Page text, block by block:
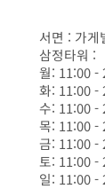
서면 : 가게
삼정타워 :
월: 11:00 -
화: 11:00 -
수: 11:00 -
목: 11:00 -
금: 11:00 -
토: 11:00 -
일: 11:00 -